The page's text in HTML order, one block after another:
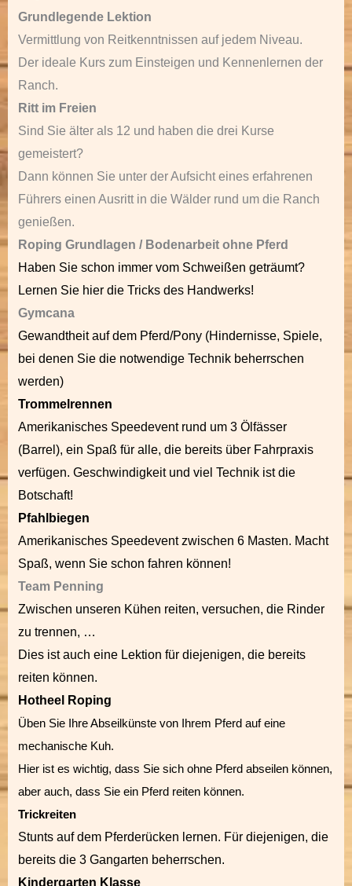
Grundlegende Lektion
Vermittlung von Reitkenntnissen auf jedem Niveau.
Der ideale Kurs zum Einsteigen und Kennenlernen der
Ranch.
Ritt im Freien
Sind Sie älter als 12 und haben die drei Kurse
gemeistert?
Dann können Sie unter der Aufsicht eines erfahrenen
Führers einen Ausritt in die Wälder rund um die Ranch
genießen.
Roping Grundlagen / Bodenarbeit ohne Pferd
Haben Sie schon immer vom Schweißen geträumt?
Lernen Sie hier die Tricks des Handwerks!
Gymcana
Gewandtheit auf dem Pferd/Pony (Hindernisse, Spiele,
bei denen Sie die notwendige Technik beherrschen
werden)
Trommelrennen
Amerikanisches Speedevent rund um 3 Ölfässer
(Barrel), ein Spaß für alle, die bereits über Fahrpraxis
verfügen. Geschwindigkeit und viel Technik ist die
Botschaft!
Pfahlbiegen
Amerikanisches Speedevent zwischen 6 Masten. Macht
Spaß, wenn Sie schon fahren können!
Team Penning
Zwischen unseren Kühen reiten, versuchen, die Rinder
zu trennen, …
Dies ist auch eine Lektion für diejenigen, die bereits
reiten können.
Hotheel Roping
Üben Sie Ihre Abseilkünste von Ihrem Pferd auf eine
mechanische Kuh.
Hier ist es wichtig, dass Sie sich ohne Pferd abseilen können,
aber auch, dass Sie ein Pferd reiten können.
Trickreiten
Stunts auf dem Pferderücken lernen. Für diejenigen, die
bereits die 3 Gangarten beherrschen.
Kindergarten Klasse